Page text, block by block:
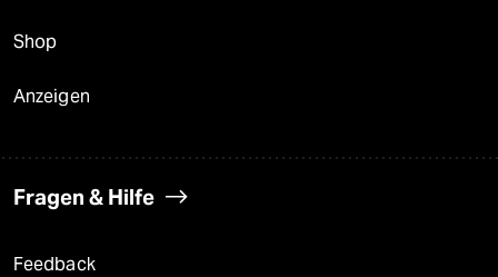
Shop
Anzeigen
Fragen & Hilfe
Feedback